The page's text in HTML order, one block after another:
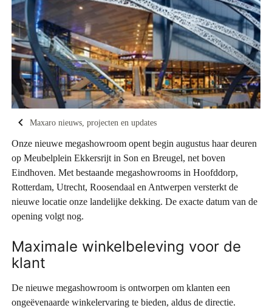
Maxaro nieuws, projecten en updates
Onze nieuwe megashowroom opent begin augustus haar deuren
op Meubelplein Ekkersrijt in Son en Breugel, net boven
Eindhoven. Met bestaande megashowrooms in Hoofddorp,
Rotterdam, Utrecht, Roosendaal en Antwerpen versterkt de
nieuwe locatie onze landelijke dekking. De exacte datum van de
opening volgt nog.
Maximale winkelbeleving voor de
klant
De nieuwe megashowroom is ontworpen om klanten een
ongeëvenaarde winkelervaring te bieden, aldus de directie.